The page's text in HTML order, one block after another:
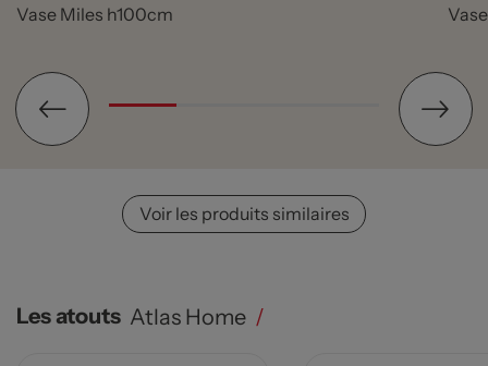
Vase Miles h100cm
Voir les produits similaires
Les atouts Atlas Home /